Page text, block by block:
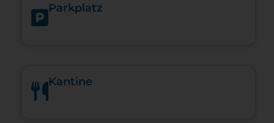
Parkplatz
Kantine